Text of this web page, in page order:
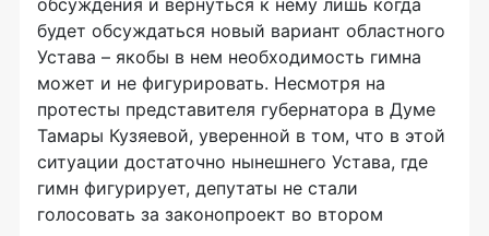
обсуждения и вернуться к нему лишь когда
будет обсуждаться новый вариант областного
Устава – якобы в нем необходимость гимна
может и не фигурировать. Несмотря на
протесты представителя губернатора в Думе
Тамары Кузяевой, уверенной в том, что в этой
ситуации достаточно нынешнего Устава, где
гимн фигурирует, депутаты не стали
голосовать за законопроект во втором